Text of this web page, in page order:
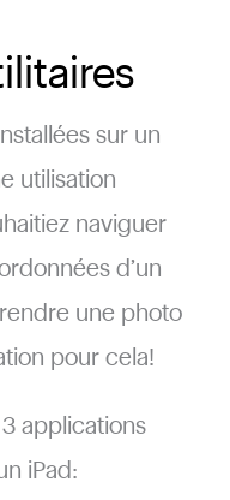
sur un
utilisation
naviguer
d’un
une photo
pour cela!
applications
iPad: